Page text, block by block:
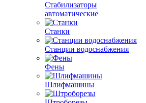
Стабилизаторы
автоматические
Станки
Станции водоснабжения
Фены
Шлифмашины